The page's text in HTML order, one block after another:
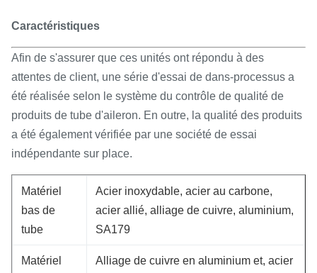
Caractéristiques
Afin de s'assurer que ces unités ont répondu à des
attentes de client, une série d'essai de dans-processus a
été réalisée selon le système du contrôle de qualité de
produits de tube d'aileron. En outre, la qualité des produits
a été également vérifiée par une société de essai
indépendante sur place.
Matériel
bas de
tube
Acier inoxydable, acier au carbone,
acier allié, alliage de cuivre, aluminium,
SA179
Matériel
Alliage de cuivre en aluminium et, acier